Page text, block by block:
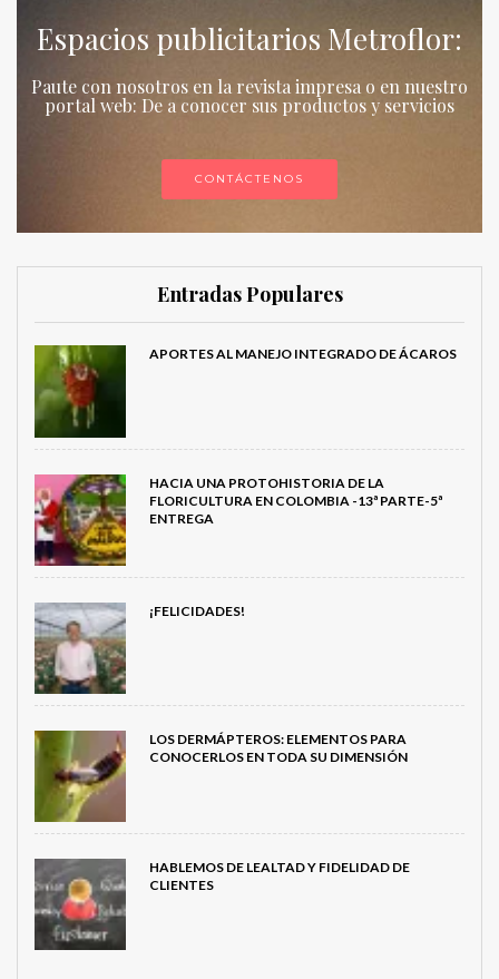
Espacios publicitarios Metroflor:
Paute con nosotros en la revista impresa o en nuestro
portal web: De a conocer sus productos y servicios
CONTÁCTENOS
Entradas Populares
APORTES AL MANEJO INTEGRADO DE ÁCAROS
HACIA UNA PROTOHISTORIA DE LA
FLORICULTURA EN COLOMBIA -13ª PARTE-5ª
ENTREGA
¡FELICIDADES!
LOS DERMÁPTEROS: ELEMENTOS PARA
CONOCERLOS EN TODA SU DIMENSIÓN
HABLEMOS DE LEALTAD Y FIDELIDAD DE
CLIENTES